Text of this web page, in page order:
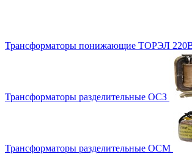
Трансформаторы понижающие ТОРЭЛ
Трансформаторы разделительные ОСЗ
Трансформаторы разделительные ОСМ